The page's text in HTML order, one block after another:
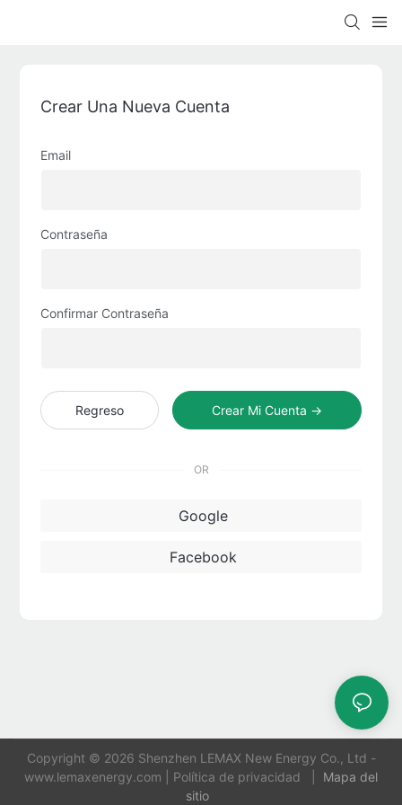
Crear Una Nueva Cuenta
Email
Contraseña
Confirmar Contraseña
Regreso Crear Mi Cuenta →
OR
Google
Facebook
Copyright © 2026 Shenzhen LEMAX New Energy Co., Ltd -
www.lemaxenergy.com
Política de privacidad
Mapa del
sitio